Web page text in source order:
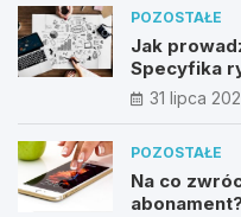
POZOSTAŁE
Jak
Specyfika
31 lipca
POZOSTAŁE
Na co